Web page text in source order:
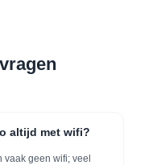
altijd met wifi?
vaak geen wifi; veel